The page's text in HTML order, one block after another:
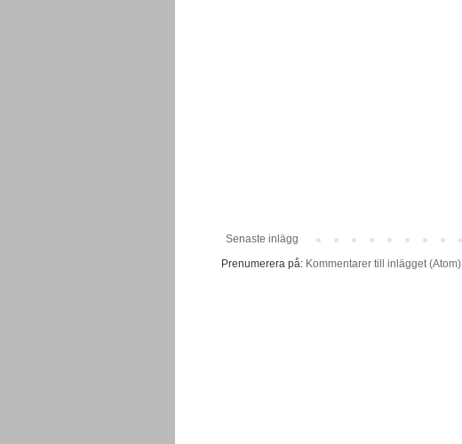
Senaste inlägg
Prenumerera på: Kommentarer till inlägget (Atom)